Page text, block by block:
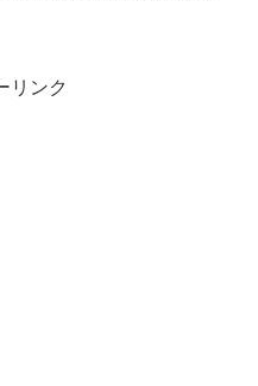
リンク